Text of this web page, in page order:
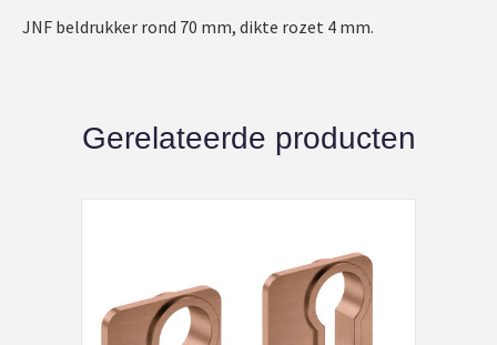
JNF beldrukker rond 70 mm, dikte rozet 4 mm.
Gerelateerde producten